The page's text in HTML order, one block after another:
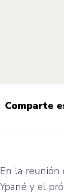
Comparte
En la reunión
Ypané y el